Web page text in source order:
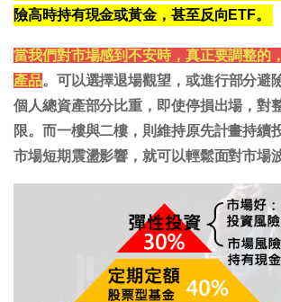
險高時持有現金或黃金，甚至反向ETF。
當我們對市場感到不安時，真正要調整的
產品。可以選擇退場觀望，或進行部分避
個人總資產部分比重，即使停損出場，對
限。而一樓與二樓，則維持原先計畫持續
市場短期震盪影響，就可以輕鬆面對市場